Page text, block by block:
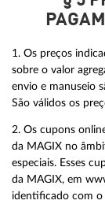
1. Os preços
sobre o valor
envio e manuseio
São válidos os
2. Os cupons
da MAGIX no
especiais. Esses
da MAGIX, em
identificado com o